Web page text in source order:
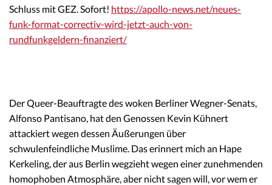
Schluss mit GEZ. Sofort! https://apollo-news.net/neues-
funk-format-correctiv-wird-jetzt-auch-von-
rundfunkgeldern-finanziert/
Der Queer-Beauftragte des woken Berliner Wegner-Senats,
Alfonso Pantisano, hat den Genossen Kevin Kühnert
attackiert wegen dessen Äußerungen über
schwulenfeindliche Muslime. Das erinnert mich an Hape
Kerkeling, der aus Berlin wegzieht wegen einer zunehmenden
homophoben Atmosphäre, aber nicht sagen will, vor wem er